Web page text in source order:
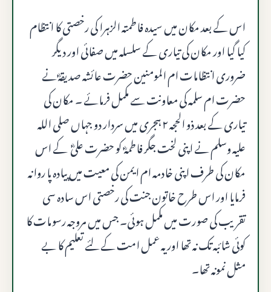
اس کے بعد مکان میں سیدہ فاطمتہ الزہرا کی رخصتی کا انتظام
کیا گیا اور مکان کی تیاری کے سلسلہ میں صفائی اور دیگر
ضروری انتظامات ام المومنین حضرت عائشہ صدیقہؓ نے
حضرت ام سلمہ کی معاونت سے مکمل فرمائے ۔ مکان کی
تیاری کے بعد ذو الحجہ ۲ ہجری میں سردار دو جہاں صلى الله
عليه وسلم نے اپنی لخت جگر فاطمہؓ کو حضرت علیؓ کے اس
مکان کی طرف اپنی خادمہ ام ایمن کی معیت میں پیادہ پا روانہ
فرمایا اور اس طرح خاتون جنت کی رخصتی اس سادہ سی
تقریب کی صورت میں مکمل ہوئی۔ جس میں مروجہ رسومات کا
کوئی شائبہ تک نہ تھا اور یہ عمل امت کے لئے تعلیم کا بے
مثل نمونہ تھا۔